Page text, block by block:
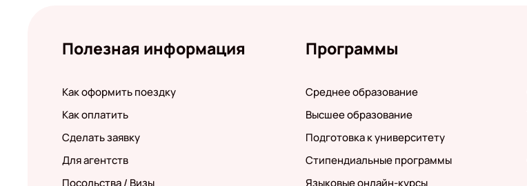
Полезная информация
Как оформить поездку
Как оплатить
Сделать заявку
Для агентств
Посольства / Визы
Программы
Среднее образование
Высшее образование
Подготовка к университету
Стипендиальные программы
Языковые онлайн-курсы